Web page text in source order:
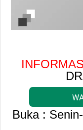
Buka :